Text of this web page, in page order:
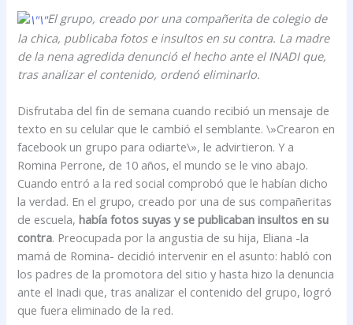
El grupo, creado por una compañerita de colegio de
la chica, publicaba fotos e insultos en su contra. La madre
de la nena agredida denunció el hecho ante el INADI que,
tras analizar el contenido, ordenó eliminarlo.
Disfrutaba del fin de semana cuando recibió un mensaje de
texto en su celular que le cambió el semblante. \»Crearon en
facebook un grupo para odiarte\», le advirtieron. Y a
Romina Perrone, de 10 años, el mundo se le vino abajo.
Cuando entró a la red social comprobó que le habían dicho
la verdad. En el grupo, creado por una de sus compañeritas
de escuela,había fotos suyas y se publicaban insultos en su
contra. Preocupada por la angustia de su hija, Eliana -la
mamá de Romina- decidió intervenir en el asunto: habló con
los padres de la promotora del sitio y hasta hizo la denuncia
ante el Inadi que, tras analizar el contenido del grupo, logró
que fuera eliminado de la red.